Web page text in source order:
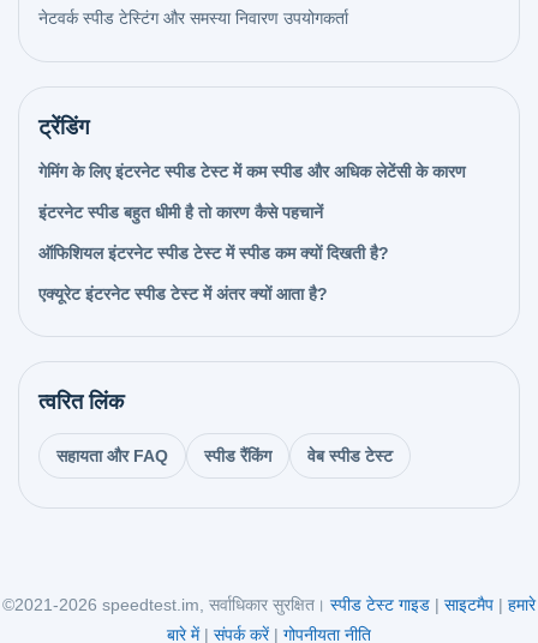
नेटवर्क स्पीड टेस्टिंग और समस्या निवारण उपयोगकर्ता
ट्रेंडिंग
गेमिंग के लिए इंटरनेट स्पीड टेस्ट में कम स्पीड और अधिक लेटेंसी के कारण
इंटरनेट स्पीड बहुत धीमी है तो कारण कैसे पहचानें
ऑफिशियल इंटरनेट स्पीड टेस्ट में स्पीड कम क्यों दिखती है?
एक्यूरेट इंटरनेट स्पीड टेस्ट में अंतर क्यों आता है?
त्वरित लिंक
सहायता और FAQ स्पीड रैंकिंग वेब स्पीड टेस्ट
©2021-2026 speedtest.im, सर्वाधिकार सुरक्षित। स्पीड टेस्ट गाइड | साइटमैप | हमारे
बारे में| संपर्क करें| गोपनीयता नीति